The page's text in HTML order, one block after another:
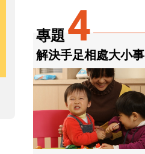
專題4
解決手足相處大小事